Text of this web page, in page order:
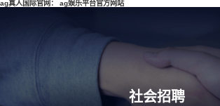
ag真人国际官网： ag娱乐平台官方网站
社会招聘